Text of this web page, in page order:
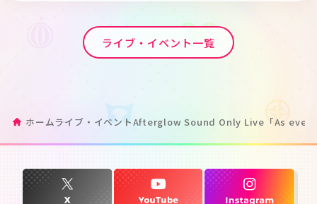
ライブ・イベント一覧
ホームライブ・イベントAfterglow Sound Only Live「As ever